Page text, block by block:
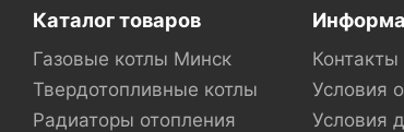
Каталог товаров
Газовые котлы Минск
Твердотопливные котлы
Радиаторы отопления
Контакты
Условия
Условия